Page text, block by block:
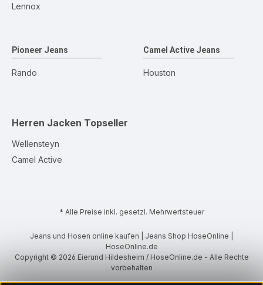
Lennox
Pioneer Jeans
Rando
Camel Active Jeans
Houston
Herren Jacken Topseller
Wellensteyn
Camel Active
* Alle Preise inkl. gesetzl. Mehrwertsteuer
Jeans und Hosen online kaufen | Jeans Shop HoseOnline |
HoseOnline.de
Copyright © 2026 Eierund Hildesheim / HoseOnline.de - Alle Rechte
vorbehalten